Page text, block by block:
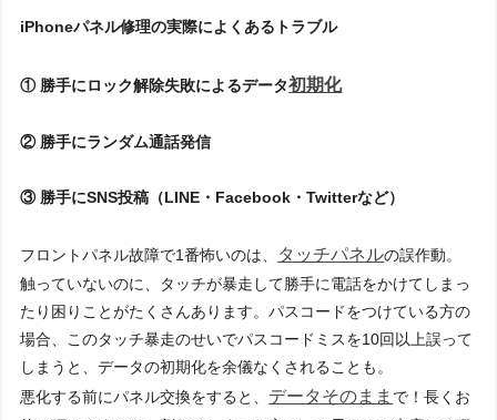
iPhoneパネル修理の実際によくあるトラブル
① 勝手にロック解除失敗によるデータ初期化
② 勝手にランダム通話発信
③ 勝手にSNS投稿（LINE・Facebook・Twitterなど）
フロントパネル故障で1番怖いのは、 タッチパネルの誤作動。
触っていないのに、タッチが暴走して勝手に電話をかけてしまっ
たり困りことがたくさんあります。パスコードをつけている方の
場合、このタッチ暴走のせいでパスコードミスを10回以上誤って
しまうと、データの初期化を余儀なくされることも。
悪化する前にパネル交換をすると、 データそのまま で！長くお